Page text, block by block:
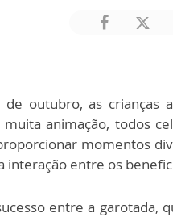
outubro, as crianças
animação, todos
momentos
interação entre os
entre a garotada,